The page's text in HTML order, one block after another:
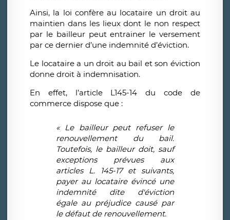
Ainsi, la loi confère au locataire un droit au
maintien dans les lieux dont le non respect
par le bailleur peut entrainer le versement
par ce dernier d’une indemnité d’éviction.
Le locataire a un droit au bail et son éviction
donne droit à indemnisation.
En effet, l’article L145-14 du code de
commerce dispose que :
« Le bailleur peut refuser le
renouvellement du bail.
Toutefois, le bailleur doit, sauf
exceptions prévues aux
articles L. 145-17 et suivants,
payer au locataire évincé une
indemnité dite d'éviction
égale au préjudice causé par
le défaut de renouvellement.